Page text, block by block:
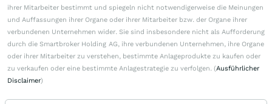
ihrer Mitarbeiter bestimmt und spiegeln nicht notwendigerweise die Meinungen
und Auffassungen ihrer Organe oder ihrer Mitarbeiter bzw. der Organe ihrer
verbundenen Unternehmen wider. Sie sind insbesondere nicht als Aufforderung
durch die Smartbroker Holding AG, ihre verbundenen Unternehmen, ihre Organe
oder ihrer Mitarbeiter zu verstehen, bestimmte Anlageprodukte zu kaufen oder
zu verkaufen oder eine bestimmte Anlagestrategie zu verfolgen. (Ausführlicher
Disclaimer)